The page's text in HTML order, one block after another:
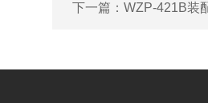
下一篇： WZP-421B装